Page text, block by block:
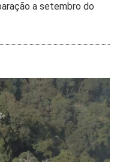
a setembro do